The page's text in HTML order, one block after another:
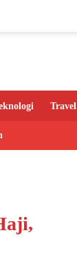
Travel